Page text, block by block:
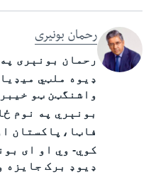
رحمان بونیری
رحمان بونېری
ډیوه ملټي
واشنگټن ټو
بونېري په نوم
فاټا،پاکستان
کوي- وي او ای
ډیوډ برک جایزه